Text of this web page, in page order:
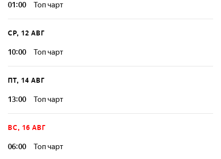
01:00 Топ чарт
СР, 12 АВГ
10:00 Топ чарт
ПТ, 14 АВГ
13:00 Топ чарт
ВС, 16 АВГ
06:00 Топ чарт